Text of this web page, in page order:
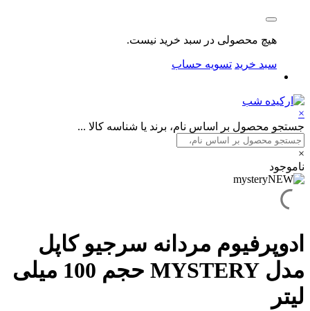
هیچ محصولی در سبد خرید نیست.
سبد خرید تسویه حساب
×
جستجو محصول بر اساس نام، برند یا شناسه کالا ...
×
ناموجود
ادوپرفیوم مردانه سرجیو کاپل
مدل MYSTERY حجم 100 میلی
لیتر